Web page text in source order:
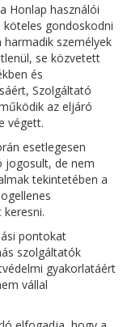
Honlap használói
gondoskodni
személyek
se közvetett
és
Szolgáltató
az eljáró
végett.
esetlegesen
jogosult, de nem
tekintetében a
pontokat
szolgáltatók
gyakorlatáért
vállal